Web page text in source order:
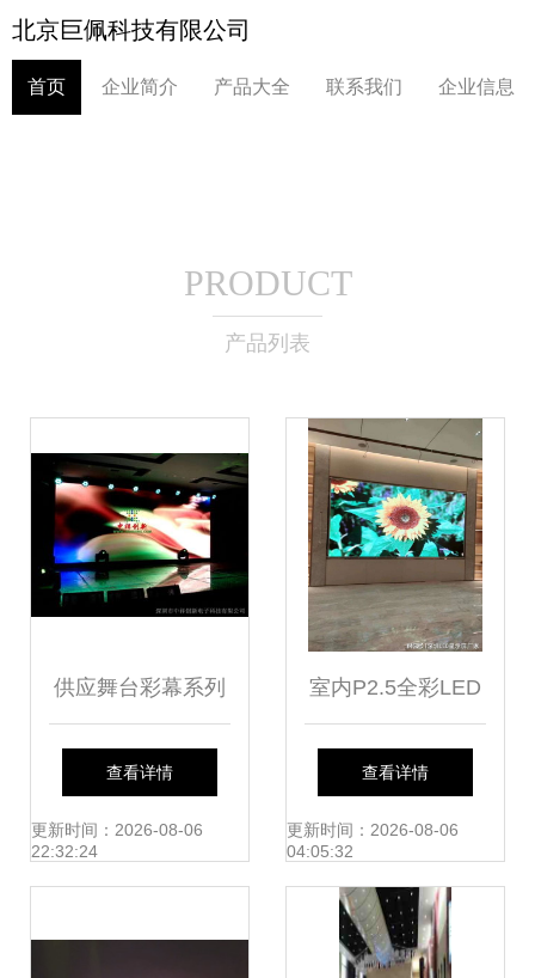
北京巨佩科技有限公司
首页 企业简介 产品大全 联系我们 企业信息
PRODUCT
产品列表
供应舞台彩幕系列
led显示屏室内高清
晰led全彩显示屏高
查看详情
更新时间：2026-08-06
22:32:24
室内P2.5全彩LED
屏技术参数与每平
米价格详解
查看详情
更新时间：2026-08-06
04:05:32